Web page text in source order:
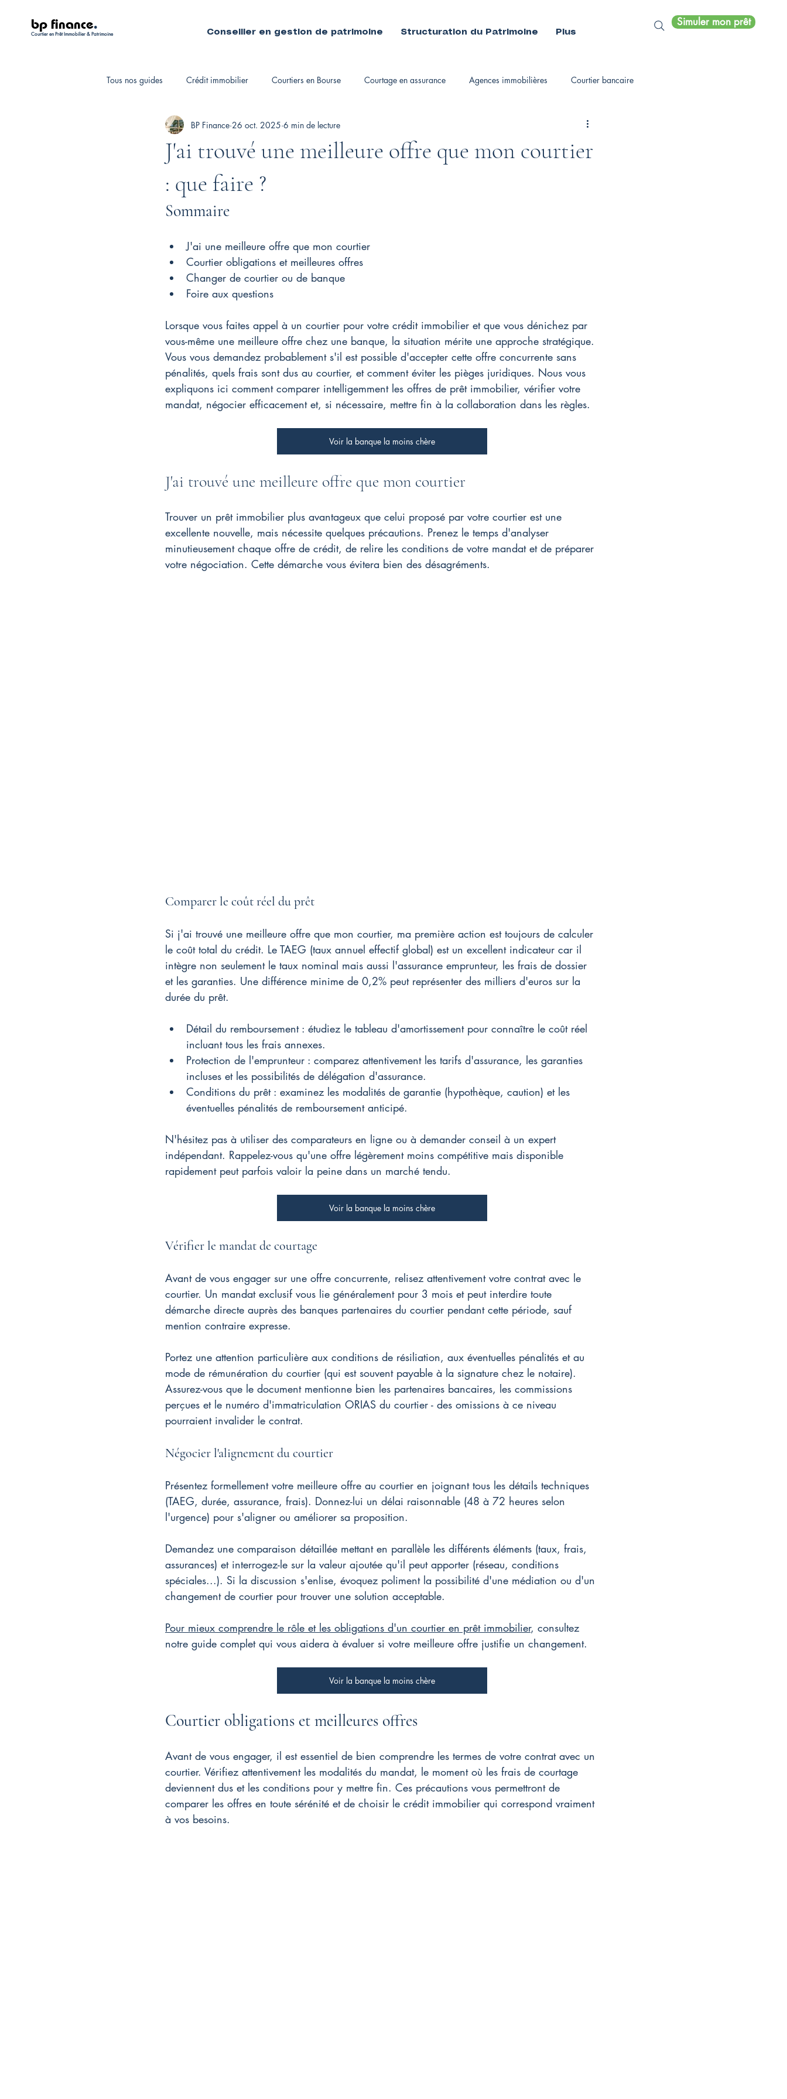
bp finance.
Courtier en Prêt Immobilier & Patrimoine Conseiller en gestion de patrimoine Structuration du Patrimoine Plus
Simuler mon prêt
Tous nos guides Crédit immobilier Courtiers en Bourse Courtage en assurance Agences immobilières Courtier bancaire
Fiscalité personnelle Courtiers immobiliers
J'ai trouvé une meilleure offre que mon courtier
: que faire ?
BP Finance 26 oct. 2025 6 min de lecture
Sommaire
J'ai une meilleure offre que mon courtier
Courtier obligations et meilleures offres
Changer de courtier ou de banque
Foire aux questions
Lorsque vous faites appel à un courtier pour votre crédit immobilier et que vous dénichez par
vous-même une meilleure offre chez une banque, la situation mérite une approche stratégique.
Vous vous demandez probablement s'il est possible d'accepter cette offre concurrente sans
pénalités, quels frais sont dus au courtier, et comment éviter les pièges juridiques. Nous vous
expliquons ici comment comparer intelligemment les offres de prêt immobilier, vérifier votre
mandat, négocier efficacement et, si nécessaire, mettre fin à la collaboration dans les règles.
Voir la banque la moins chère
J'ai trouvé une meilleure offre que mon courtier
Trouver un prêt immobilier plus avantageux que celui proposé par votre courtier est une
excellente nouvelle, mais nécessite quelques précautions. Prenez le temps d'analyser
minutieusement chaque offre de crédit, de relire les conditions de votre mandat et de préparer
votre négociation. Cette démarche vous évitera bien des désagréments.
Comparer le coût réel du prêt
Si j'ai trouvé une meilleure offre que mon courtier, ma première action est toujours de calculer
le coût total du crédit. Le TAEG (taux annuel effectif global) est un excellent indicateur car il
intègre non seulement le taux nominal mais aussi l'assurance emprunteur, les frais de dossier
et les garanties. Une différence minime de 0,2% peut représenter des milliers d'euros sur la
durée du prêt.
Détail du remboursement : étudiez le tableau d'amortissement pour connaître le coût réel
incluant tous les frais annexes.
Protection de l'emprunteur : comparez attentivement les tarifs d'assurance, les garanties
incluses et les possibilités de délégation d'assurance.
Conditions du prêt : examinez les modalités de garantie (hypothèque, caution) et les
éventuelles pénalités de remboursement anticipé.
N'hésitez pas à utiliser des comparateurs en ligne ou à demander conseil à un expert
indépendant. Rappelez-vous qu'une offre légèrement moins compétitive mais disponible
rapidement peut parfois valoir la peine dans un marché tendu.
Voir la banque la moins chère
Vérifier le mandat de courtage
Avant de vous engager sur une offre concurrente, relisez attentivement votre contrat avec le
courtier. Un mandat exclusif vous lie généralement pour 3 mois et peut interdire toute
démarche directe auprès des banques partenaires du courtier pendant cette période, sauf
mention contraire expresse.
Portez une attention particulière aux conditions de résiliation, aux éventuelles pénalités et au
mode de rémunération du courtier (qui est souvent payable à la signature chez le notaire).
Assurez-vous que le document mentionne bien les partenaires bancaires, les commissions
perçues et le numéro d'immatriculation ORIAS du courtier - des omissions à ce niveau
pourraient invalider le contrat.
Négocier l'alignement du courtier
Présentez formellement votre meilleure offre au courtier en joignant tous les détails techniques
(TAEG, durée, assurance, frais). Donnez-lui un délai raisonnable (48 à 72 heures selon
l'urgence) pour s'aligner ou améliorer sa proposition.
Demandez une comparaison détaillée mettant en parallèle les différents éléments (taux, frais,
assurances) et interrogez-le sur la valeur ajoutée qu'il peut apporter (réseau, conditions
spéciales...). Si la discussion s'enlise, évoquez poliment la possibilité d'une médiation ou d'un
changement de courtier pour trouver une solution acceptable.
Pour mieux comprendre le rôle et les obligations d'un courtier en prêt immobilier, consultez
notre guide complet qui vous aidera à évaluer si votre meilleure offre justifie un changement.
Voir la banque la moins chère
Courtier obligations et meilleures offres
Avant de vous engager, il est essentiel de bien comprendre les termes de votre contrat avec un
courtier. Vérifiez attentivement les modalités du mandat, le moment où les frais de courtage
deviennent dus et les conditions pour y mettre fin. Ces précautions vous permettront de
comparer les offres en toute sérénité et de choisir le crédit immobilier qui correspond vraiment
à vos besoins.